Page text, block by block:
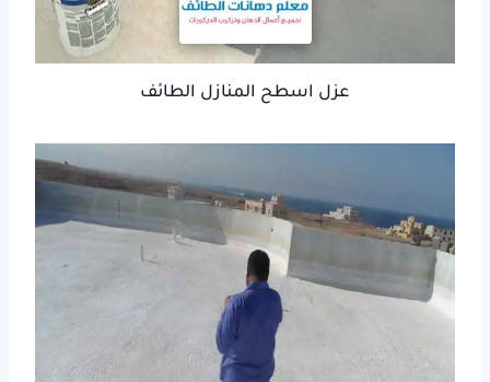
عزل اسطح المنازل الطائف